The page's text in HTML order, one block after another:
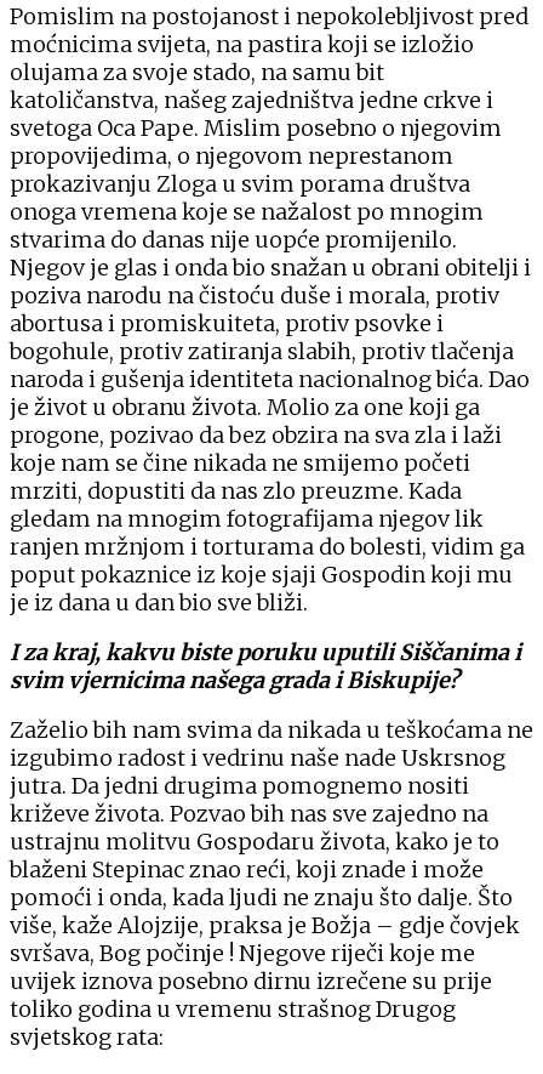
Pomislim na postojanost i nepokolebljivost pred
moćnicima svijeta, na pastira koji se izložio
olujama za svoje stado, na samu bit
katoličanstva, našeg zajedništva jedne crkve i
svetoga Oca Pape. Mislim posebno o njegovim
propovijedima, o njegovom neprestanom
prokazivanju Zloga u svim porama društva
onoga vremena koje se nažalost po mnogim
stvarima do danas nije uopće promijenilo.
Njegov je glas i onda bio snažan u obrani obitelji i
poziva narodu na čistoću duše i morala, protiv
abortusa i promiskuiteta, protiv psovke i
bogohule, protiv zatiranja slabih, protiv tlačenja
naroda i gušenja identiteta nacionalnog bića. Dao
je život u obranu života. Molio za one koji ga
progone, pozivao da bez obzira na sva zla i laži
koje nam se čine nikada ne smijemo početi
mrziti, dopustiti da nas zlo preuzme. Kada
gledam na mnogim fotografijama njegov lik
ranjen mržnjom i torturama do bolesti, vidim ga
poput pokaznice iz koje sjaji Gospodin koji mu
je iz dana u dan bio sve bliži.
I za kraj, kakvu biste poruku uputili Siščanima i
svim vjernicima našega grada i Biskupije?
Zaželio bih nam svima da nikada u teškoćama ne
izgubimo radost i vedrinu naše nade Uskrsnog
jutra. Da jedni drugima pomognemo nositi
križeve života. Pozvao bih nas sve zajedno na
ustrajnu molitvu Gospodaru života, kako je to
blaženi Stepinac znao reći, koji znade i može
pomoći i onda, kada ljudi ne znaju što dalje. Što
više, kaže Alojzije, praksa je Božja – gdje čovjek
svršava, Bog počinje ! Njegove riječi koje me
uvijek iznova posebno dirnu izrečene su prije
toliko godina u vremenu strašnog Drugog
svjetskog rata: